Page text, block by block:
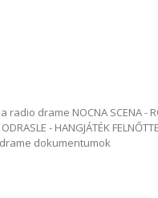
drame NOCNA SCENA -
- HANGJÁTÉK
drame dokumentumok